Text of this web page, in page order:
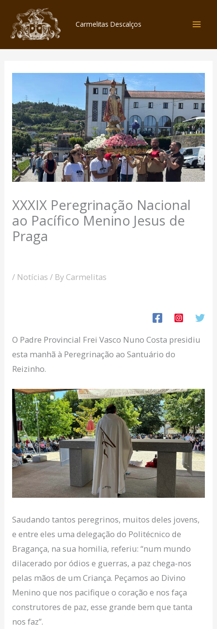
content
Carmelitas Descalços
XXXIX Peregrinação Nacional
ao Pacífico Menino Jesus de
Praga
/ Notícias / By Carmelitas
O Padre Provincial Frei Vasco Nuno Costa presidiu
esta manhã à Peregrinação ao Santuário do
Reizinho.
Saudando tantos peregrinos, muitos deles jovens,
e entre eles uma delegação do Politécnico de
Bragança, na sua homilia, referiu: “num mundo
dilacerado por ódios e guerras, a paz chega-nos
pelas mãos de um Criança. Peçamos ao Divino
Menino que nos pacifique o coração e nos faça
construtores de paz, esse grande bem que tanta
nos faz”.